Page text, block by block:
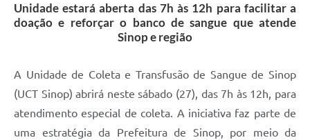
Unidade estará aberta das 7h às 12h para facilitar a
doação e reforçar o banco de sangue que atende
Sinop e região
A Unidade de Coleta e Transfusão de Sangue de Sinop
(UCT Sinop) abrirá neste sábado (27), das 7h às 12h, para
atendimento especial de coleta. A iniciativa faz parte de
uma estratégia da Prefeitura de Sinop, por meio da